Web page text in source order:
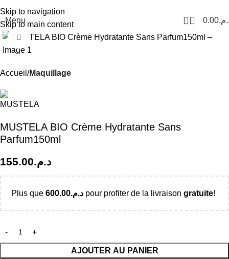
Skip to navigation
Skip to main content
Menu 0 0.00
Click to enlarge
Accueil Maquillage
MUSTELA BIO Crème Hydratante Sans
Parfum150ml
د.م.155.00
Plus que د.م.600.00 pour profiter de la livraison gratuite!
AJOUTER AU PANIER